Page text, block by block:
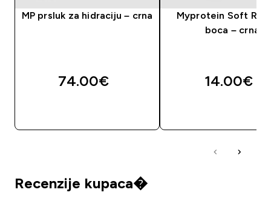
MP prsluk za hidraciju – crna
74.00€‎
Myprotein Soft
boca – crna
14.00€‎
Recenzije kupaca�